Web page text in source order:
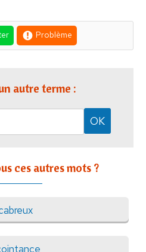
Problème
autre terme :
ces autres mots ?